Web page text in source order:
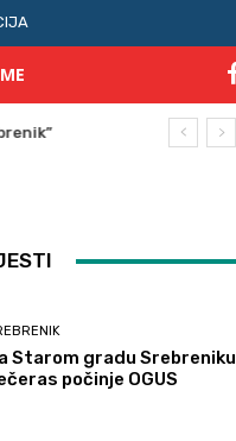
Starom gradu Srebreniku
počinje OGUS